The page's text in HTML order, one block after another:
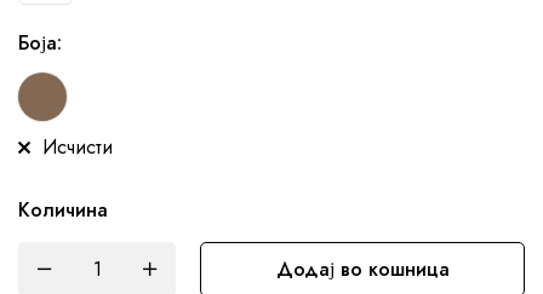
Боја:
Исчисти
Количина
Додај во кошница